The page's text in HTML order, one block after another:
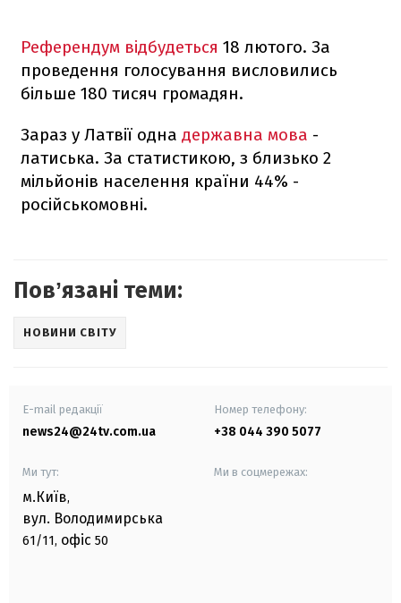
Референдум відбудеться 18 лютого. За
проведення голосування висловились
більше 180 тисяч громадян.
Зараз у Латвії одна державна мова -
латиська. За статистикою, з близько 2
мільйонів населення країни 44% -
російськомовні.
Повʼязані теми:
НОВИНИ СВІТУ
E-mail редакції
news24@24tv.com.ua
Номер телефону:
+38 044 390 5077
Ми тут:
м.Київ,
вул. Володимирська
61/11, офіс 50
Ми в соцмережах: